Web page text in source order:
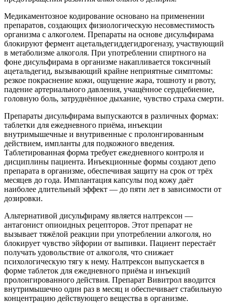
Медикаментозное кодирование основано на применении
препаратов, создающих физиологическую несовместимость
организма с алкоголем. Препараты на основе дисульфирама
блокируют фермент ацетальдегиддегидрогеназу, участвующий
в метаболизме алкоголя. При употреблении спиртного на
фоне дисульфирама в организме накапливается токсичный
ацетальдегид, вызывающий крайне неприятные симптомы:
резкое покраснение кожи, ощущение жара, тошноту и рвоту,
падение артериального давления, учащённое сердцебиение,
головную боль, затруднённое дыхание, чувство страха смерти.
Препараты дисульфирама выпускаются в различных формах:
таблетки для ежедневного приёма, инъекции
внутримышечные и внутривенные с пролонгированным
действием, импланты для подкожного введения.
Таблетированная форма требует ежедневного контроля и
дисциплины пациента. Инъекционные формы создают депо
препарата в организме, обеспечивая защиту на срок от трёх
месяцев до года. Имплантация капсулы под кожу даёт
наиболее длительный эффект — до пяти лет в зависимости от
дозировки.
Альтернативой дисульфираму является налтрексон —
антагонист опиоидных рецепторов. Этот препарат не
вызывает тяжёлой реакции при употреблении алкоголя, но
блокирует чувство эйфории от выпивки. Пациент перестаёт
получать удовольствие от алкоголя, что снижает
психологическую тягу к нему. Налтрексон выпускается в
форме таблеток для ежедневного приёма и инъекций
пролонгированного действия. Препарат Вивитрол вводится
внутримышечно один раз в месяц и обеспечивает стабильную
концентрацию действующего вещества в организме.